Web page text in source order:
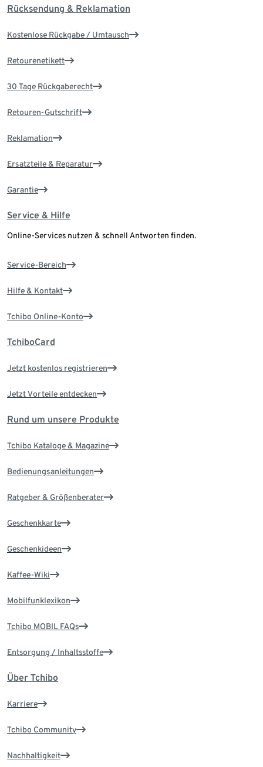
Rücksendung & Reklamation
Kostenlose Rückgabe / Umtausch
Retourenetikett
30 Tage Rückgaberecht
Retouren-Gutschrift
Reklamation
Ersatzteile & Reparatur
Garantie
Service & Hilfe
Online-Services nutzen & schnell Antworten finden.
Service-Bereich
Hilfe & Kontakt
Tchibo Online-Konto
TchiboCard
Jetzt kostenlos registrieren
Jetzt Vorteile entdecken
Rund um unsere Produkte
Tchibo Kataloge & Magazine
Bedienungsanleitungen
Ratgeber & Größenberater
Geschenkkarte
Geschenkideen
Kaffee-Wiki
Mobilfunklexikon
Tchibo MOBIL FAQs
Entsorgung / Inhaltsstoffe
Über Tchibo
Karriere
Tchibo Community
Nachhaltigkeit